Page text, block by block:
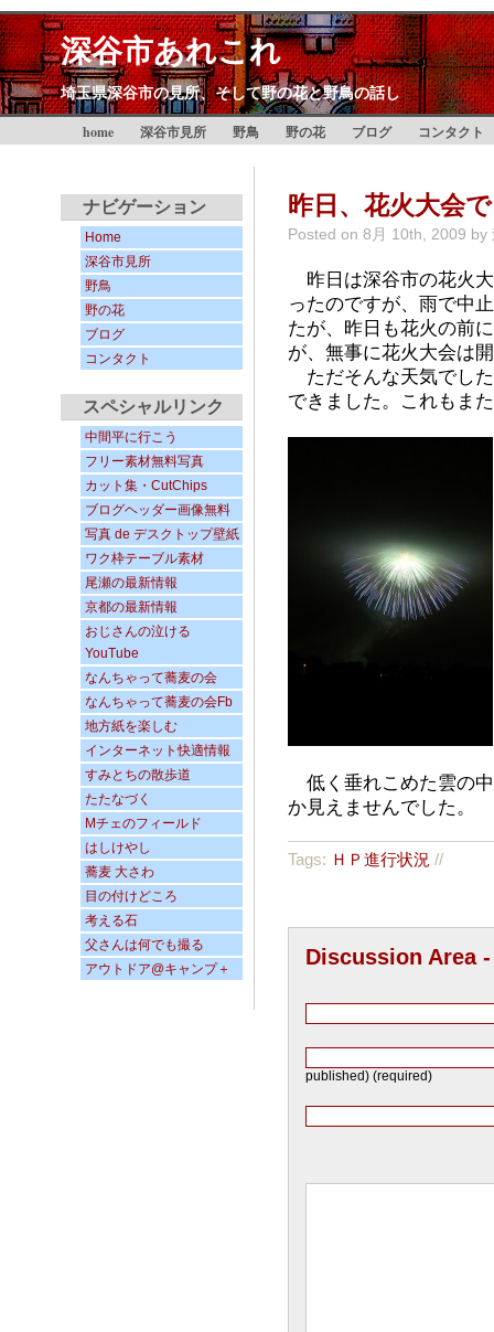
深谷市あれこれ
埼玉県深谷市の見所、そして野の花と野鳥の話し
home 深谷市見所 野鳥 野の花 ブログ コンタクト
ナビゲーション
Home
深谷市見所
野鳥
野の花
ブログ
コンタクト
スペシャルリンク
中間平に行こう
フリー素材無料写真
カット集・CutChips
ブログヘッダー画像無料
写真 de デスクトップ壁紙
ワク枠テーブル素材
尾瀬の最新情報
京都の最新情報
おじさんの泣ける
YouTube
なんちゃって蕎麦の会
なんちゃって蕎麦の会Fb
地方紙を楽しむ
インターネット快適情報
すみとちの散歩道
たたなづく
Mチェのフィールド
はしけやし
蕎麦 大さわ
目の付けどころ
考える石
父さんは何でも撮る
アウトドア@キャンプ＋
昨日、花火大会
Posted on 8月 10th, 2009 by
昨日は深谷市の花火
ったのですが、雨で中
たが、昨日も花火の前
が、無事に花火大会は
ただそんな天気でし
できました。これもま
低く垂れこめた雲の
か見えませんでした。
Tags: ＨＰ進行状況 //
Discussion Area
published) (required)